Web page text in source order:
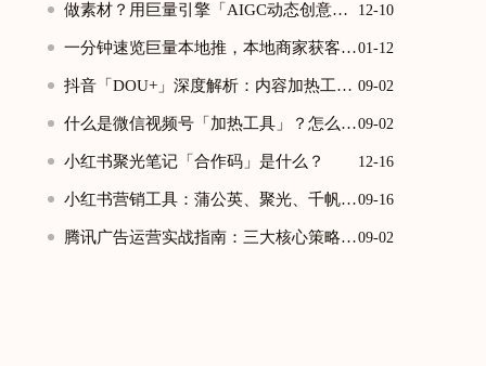
做素材？用巨量引擎「AIGC动态创意」解放双手 12-10
一分钟速览巨量本地推，本地商家获客神器！01-12
抖音「DOU+」深度解析：内容加热工具的本质与运营策略 09-02
什么是微信视频号「加热工具」？怎么使用？09-02
小红书聚光笔记「合作码」是什么？ 12-16
小红书营销工具：蒲公英、聚光、千帆、乘风、薯条怎么用？09-16
腾讯广告运营实战指南：三大核心策略提升投放效能09-02